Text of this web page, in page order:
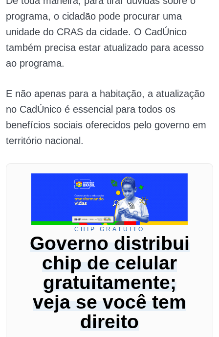
programa, o cidadão pode procurar uma
unidade do CRAS da cidade. O CadÚnico
também precisa estar atualizado para acesso
ao programa.
E não apenas para a habitação, a atualização
no CadÚnico é essencial para todos os
benefícios sociais oferecidos pelo governo em
território nacional.
CHIP GRATUITO
Governo distribui
chip de celular
gratuitamente;
veja se você tem
direito